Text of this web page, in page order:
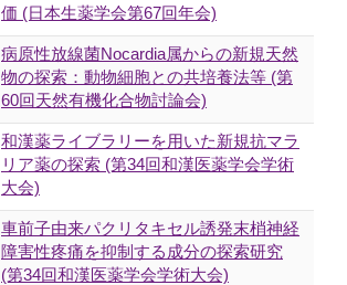
価 (日本生薬学会第67回年会)
病原性放線菌Nocardia属からの新規天然
物の探索：動物細胞との共培養法等 (第
60回天然有機化合物討論会)
和漢薬ライブラリーを用いた新規抗マラ
リア薬の探索 (第34回和漢医薬学会学術
大会)
車前子由来パクリタキセル誘発末梢神経
障害性疼痛を抑制する成分の探索研究
(第34回和漢医薬学会学術大会)